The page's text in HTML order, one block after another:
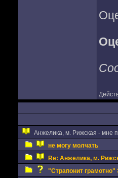
Анжелика, м. Рижская - мне
не могу молчать
Re: Анжелика, м.
"Страпонит грамотно"